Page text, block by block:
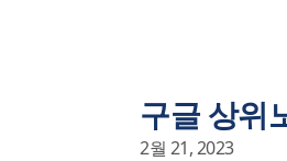
구글 상위
2월 21, 2023